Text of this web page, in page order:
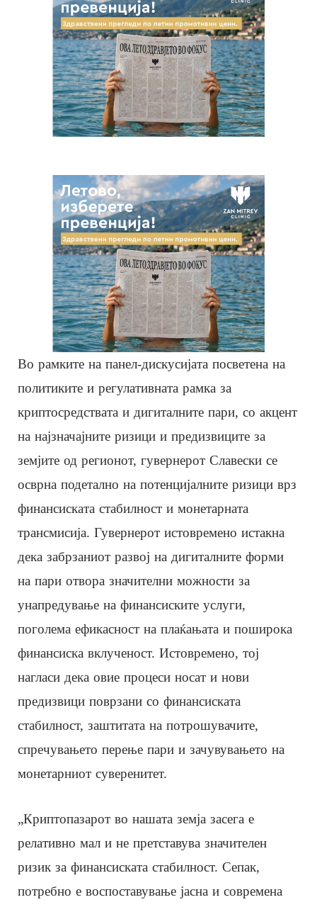
Во рамките на панел-дискусијата посветена на
политиките и регулативната рамка за
криптосредствата и дигиталните пари, со акцент
на најзначајните ризици и предизвиците за
земјите од регионот, гувернерот Славески се
осврна подетално на потенцијалните ризици врз
финансиската стабилност и монетарната
трансмисија. Гувернерот истовремено истакна
дека забрзаниот развој на дигиталните форми
на пари отвора значителни можности за
унапредување на финансиските услуги,
поголема ефикасност на плаќањата и поширока
финансиска вклученост. Истовремено, тој
нагласи дека овие процеси носат и нови
предизвици поврзани со финансиската
стабилност, заштитата на потрошувачите,
спречувањето перење пари и зачувувањето на
монетарниот суверенитет.
„Криптопазарот во нашата земја засега е
релативно мал и не претставува значителен
ризик за финансиската стабилност. Сепак,
потребно е воспоставување јасна и современа